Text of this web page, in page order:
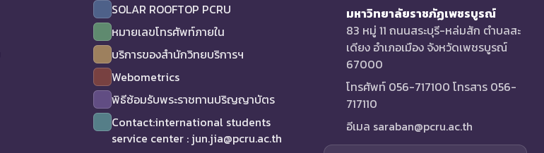
SOLAR ROOFTOP PCRU
หมายเลขโทรศัพท์ภายใน
บริการของสำนักวิทยบริการฯ
Webometrics
พิธีซ้อมรับพระราชทานปริญญาบัตร
Contact:international students
service center : jun.jia@pcru.ac.th
มหาวิทยาลัยราชภัฏเพชรบูรณ์
83 หมู่ 11 ถนนสระบุรี-หล่มสัก ตำบลสะ
เดียง อำเภอเมือง จังหวัดเพชรบูรณ์
67000
โทรศัพท์ 056-717100 โทรสาร 056-
717110
อีเมล saraban@pcru.ac.th